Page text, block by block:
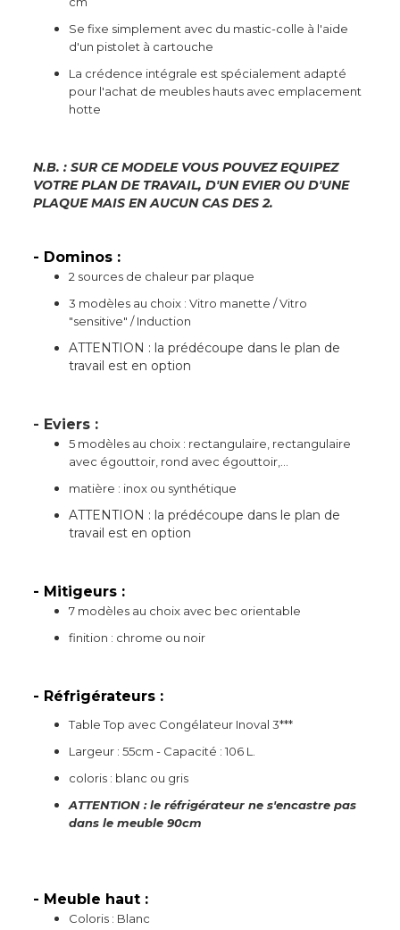
Se fixe simplement avec du mastic-colle à l'aide
d'un pistolet à cartouche
La crédence intégrale est spécialement adapté
pour l'achat de meubles hauts avec emplacement
hotte
N.B. : SUR CE MODELE VOUS POUVEZ EQUIPEZ
VOTRE PLAN DE TRAVAIL, D'UN EVIER OU D'UNE
PLAQUE MAIS EN AUCUN CAS DES 2.
- Dominos :
2 sources de chaleur par plaque
3 modèles au choix : Vitro manette / Vitro
"sensitive" / Induction
ATTENTION : la prédécoupe dans le plan de
travail est en option
- Eviers :
5 modèles au choix : rectangulaire, rectangulaire
avec égouttoir, rond avec égouttoir,...
matière : inox ou synthétique
ATTENTION : la prédécoupe dans le plan de
travail est en option
- Mitigeurs :
7 modèles au choix avec bec orientable
finition : chrome ou noir
- Réfrigérateurs :
Table Top avec Congélateur Inoval 3***
Largeur : 55cm - Capacité : 106 L.
coloris : blanc ou gris
ATTENTION : le réfrigérateur ne s'encastre pas
dans le meuble 90cm
- Meuble haut :
Coloris : Blanc